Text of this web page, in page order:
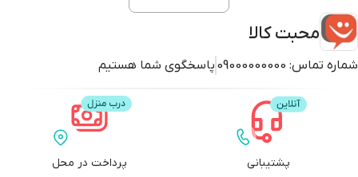
محبت کالا
شماره تماس: 09000000000 پاسخگوی شما هستیم
پشتیبانی پرداخت در محل